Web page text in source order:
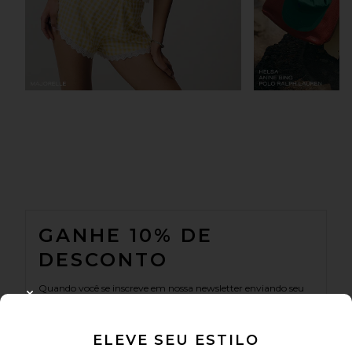
GANHE 10% DE
DESCONTO
Quando você se inscreve em nossa newsletter enviando seu
Email AddressELEVE SEU ESTILO